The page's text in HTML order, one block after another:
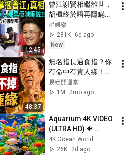
12:45
曾江謝賢相繼離世，
胡楓終於唔再隱瞞！
含淚揭開「謝賢掌摑
曾江」事實真相，原
來我哋所有人都畀人
實情！【星娛樂】#
胡楓 #謝賢 #曾江 #
綜藝 #事實 #真相 #
兄弟 #謝霆鋒
星娛樂
281K
6d ago
New
48:37
無名指長過食指？你
有命中有貴人緣！今
生注定躲不掉這「3段
緣」#人生智慧 #命
智慧 #命理 #哲學 #
曾仕強 #易經 #正能
量
易經開運堂
1M
2mo ago
Aquarium 4K VIDEO
(ULTRA HD) 🐠
Colorful Coral Reef
Fish & Deep Sleep
4K Ocean World
26K
2d ago